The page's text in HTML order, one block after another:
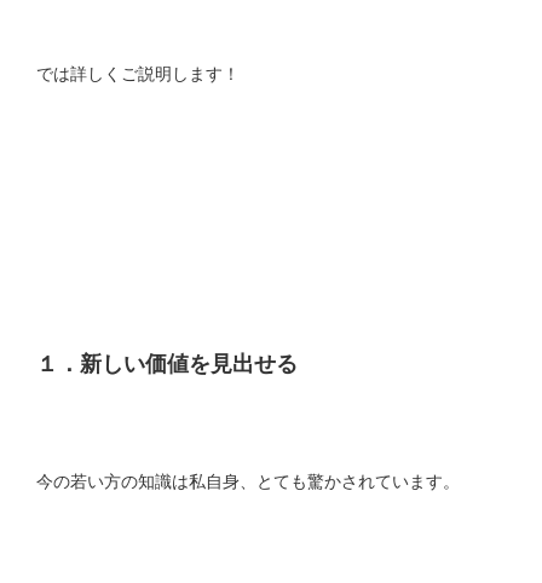
では詳しくご説明します！
１．新しい価値を見出せる
今の若い方の知識は私自身、とても驚かされています。